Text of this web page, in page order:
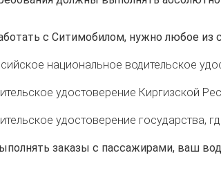
с Ситимобилом, нужно любое из
национальное водительское
удостоверение Киргизской
удостоверение государства,
заказы с пассажирами, ваш